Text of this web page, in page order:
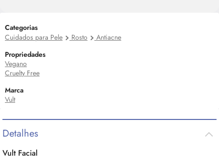
Categorias
Cuidados para Pele
Rosto
Antiacne
Propriedades
Vegano
Cruelty Free
Marca
Vult
Detalhes
Vult Facial